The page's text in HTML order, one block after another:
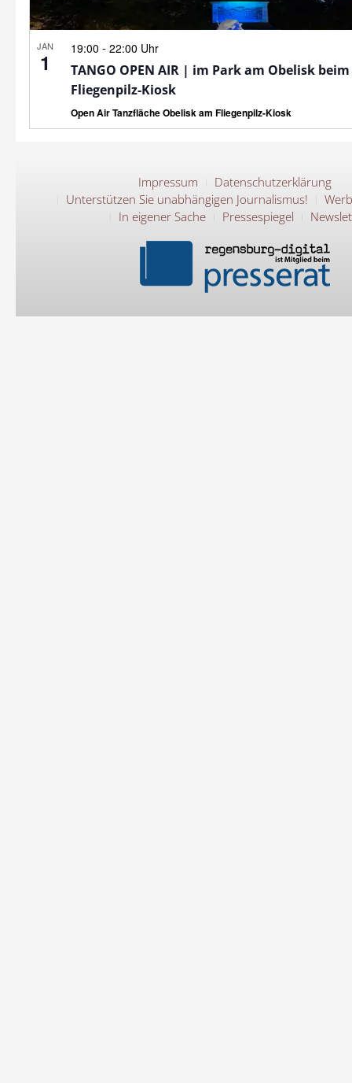
JAN
1
19:00 - 22:00 Uhr
TANGO OPEN AIR | im Park am Obelisk beim
Fliegenpilz-Kiosk
Open Air Tanzfläche Obelisk am Fliegenpilz-Kiosk
Impressum
Datenschutzerklärung
Unterstützen Sie unabhängigen Journalismus!
In eigener Sache
Pressespiegel